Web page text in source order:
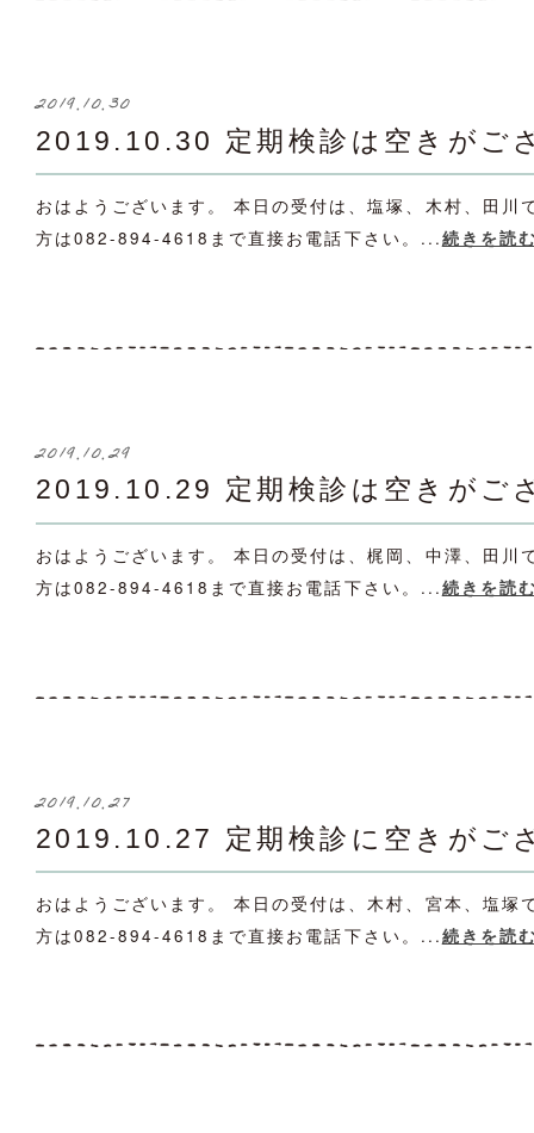
2019.10.30
2019.10.30 定期検診は空きがご
おはようございます。 本日の受付は、塩塚、木村、田
方は082-894-4618まで直接お電話下さい。...続きを読
2019.10.29
2019.10.29 定期検診は空きがご
おはようございます。 本日の受付は、梶岡、中澤、田
方は082-894-4618まで直接お電話下さい。...続きを読
2019.10.27
2019.10.27 定期検診に空きがご
おはようございます。 本日の受付は、木村、宮本、塩
方は082-894-4618まで直接お電話下さい。...続きを読